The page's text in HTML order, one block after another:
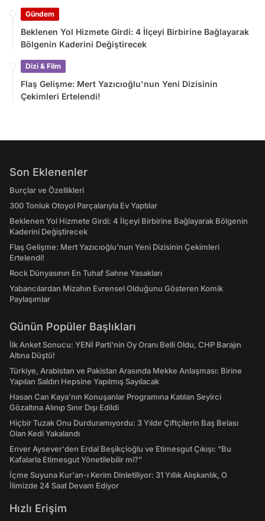
Gündem
Beklenen Yol Hizmete Girdi: 4 İlçeyi Birbirine Bağlayarak
Bölgenin Kaderini Değiştirecek
Dizi & Film
Flaş Gelişme: Mert Yazıcıoğlu'nun Yeni Dizisinin
Çekimleri Ertelendi!
Son Eklenenler
Burçlar ve Özellikleri
300 Tonluk Otoyol Parçalarıyla Ev Yaptılar
Beklenen Yol Hizmete Girdi: 4 İlçeyi Birbirine Bağlayarak Bölgenin
Kaderini Değiştirecek
Flaş Gelişme: Mert Yazıcıoğlu'nun Yeni Dizisinin Çekimleri
Ertelendi!
Rock Dünyasının En Tuhaf Sahne Yasakları
Yabancılardan Mizahın Evrensel Olduğunu Gösteren Komik
Paylaşımlar
Günün Popüler Başlıkları
İlk Anket Sonucu: YENİ Parti'nin Oy Oranı Belli Oldu, CHP Barajın
Altına Düştü!
Türkiye, Arabistan ve Pakistan Arasında Mekke Anlaşması: Birine
Yapılan Saldırı Hepsine Yapılmış Sayılacak
Hasan Can Kaya’nın Konuşanlar Programına Katılan Seyirci
Gözaltına Alınıp Sınır Dışı Edildi
Hiçbir Tuzak Onu Durduramıyordu: 3 Yıldır Çiftçilerin Baş Belası
Olan Kedi Yakalandı
Enver Aysever'den Erdal Beşikçioğlu ve Etimesgut Çıkışı: “Bu
Kafalarla Etimesgut Yönetilebilir mi?”
İçme Suyuna Kur'an-ı Kerim Dinletiliyor: 31 Yıllık Alışkanlık, O
İlimizde 24 Saat Devam Ediyor
Hızlı Erişim